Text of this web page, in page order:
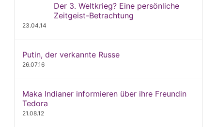
Der 3. Weltkrieg? Eine persönliche
Zeitgeist-Betrachtung
23.04.14
Putin, der verkannte Russe
26.07.16
Maka Indianer informieren über ihre Freundin
Tedora
21.08.12